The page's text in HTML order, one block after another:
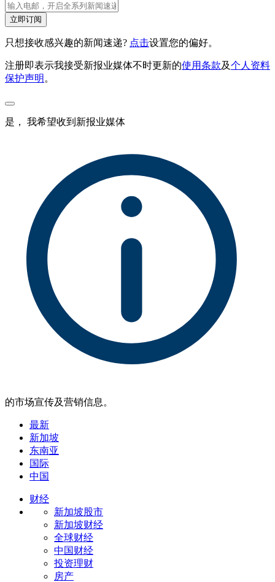
立即订阅
只想接收感兴趣的新闻速递? 点击设置您的偏好。
注册即表示我接受新报业媒体不时更新的使用条款及个人资料
保护声明 。
是， 我希望收到新报业媒体
的市场宣传及营销信息。
最新
新加坡
东南亚
国际
中国
财经
新加坡股市
新加坡财经
全球财经
中国财经
投资理财
房产